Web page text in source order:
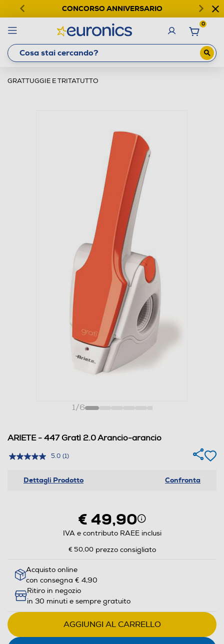
CONCORSO ANNIVERSARIO
0
GRATTUGGIE E TRITATUTTO
1/6
ARIETE - 447 Gratì 2.0 Arancio-arancio
5.0 (1)
Dettagli Prodotto Confronta
€ 49,90
IVA e contributo RAEE inclusi
€ 50,00 prezzo consigliato
Acquisto online
con consegna € 4,90
Ritiro in negozio
in 30 minuti e sempre gratuito
AGGIUNGI AL CARRELLO